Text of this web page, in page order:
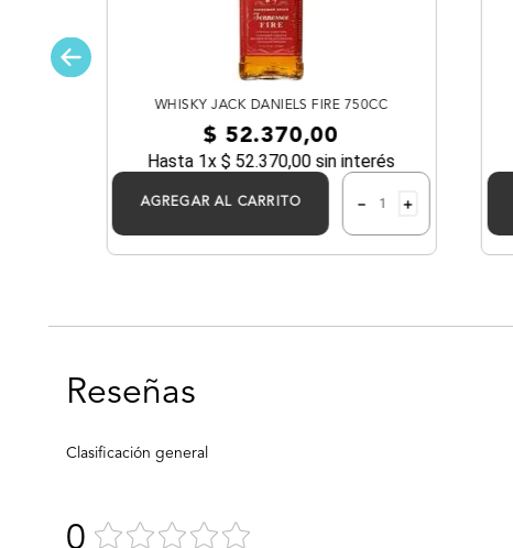
WHISKY JACK DANIELS FIRE 750CC
$ 52.370,00
Hasta 1x $ 52.370,00sin interés
AGREGAR AL CARRITO ＋
－
0